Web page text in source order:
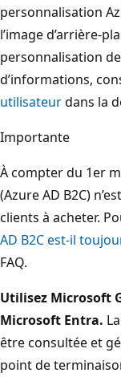
personnalisation
l’image d’arrière-
personnalisation
d’informations,
utilisateurdans la
Importante
À compter du 1er
(Azure AD B2C)
clients à acheter.
AD B2C est-il
FAQ.
Utilisez Microsoft
Microsoft Entra.
être consultée et
point de